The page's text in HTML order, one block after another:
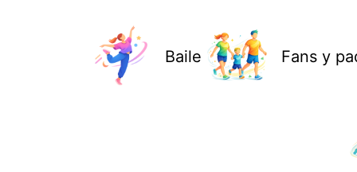
Baile Fans y